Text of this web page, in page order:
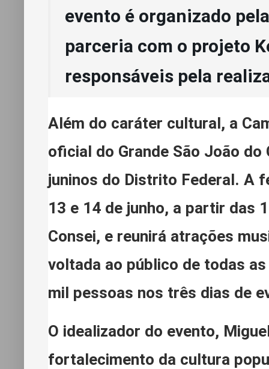
evento é organizado
parceria com o projeto
responsáveis pela
Além do caráter cultural, a
oficial do Grande São João
juninos do Distrito Federal. A
13 e 14 de junho, a partir das
Consei, e reunirá atrações
voltada ao público de todas
mil pessoas nos três dias de
O idealizador do evento,
fortalecimento da cultura